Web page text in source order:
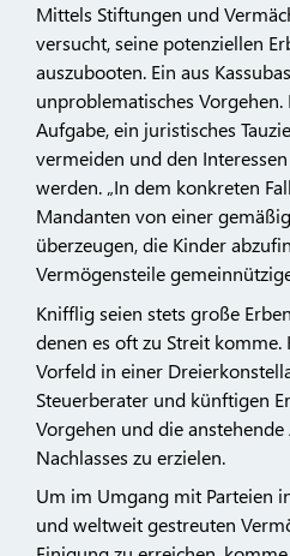
Mittels Stiftungen und
versucht, seine potenziellen
auszubooten. Ein aus
unproblematisches Vorgehen.
Aufgabe, ein juristisches
vermeiden und den
werden. „In dem konkreten
Mandanten von einer
überzeugen, die Kinder
Vermögensteile
Knifflig seien stets große
denen es oft zu Streit komme.
Vorfeld in einer
Steuerberater und künftigen
Vorgehen und die
Nachlasses zu erzielen.
Um im Umgang mit Parteien
und weltweit gestreuten